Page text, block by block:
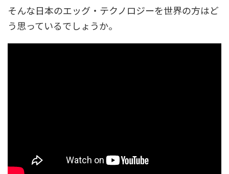
そんな日本のエッグ・テクノロジーを世界の方はど
う思っているでしょうか。